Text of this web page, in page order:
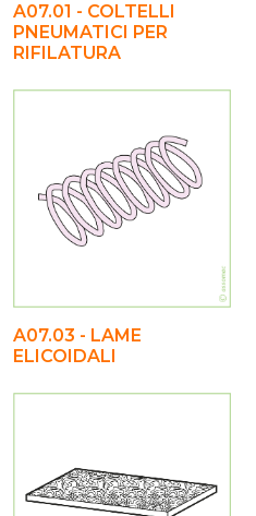
A07.01 - COLTELLI
PNEUMATICI PER
RIFILATURA
A07.03 - LAME
ELICOIDALI